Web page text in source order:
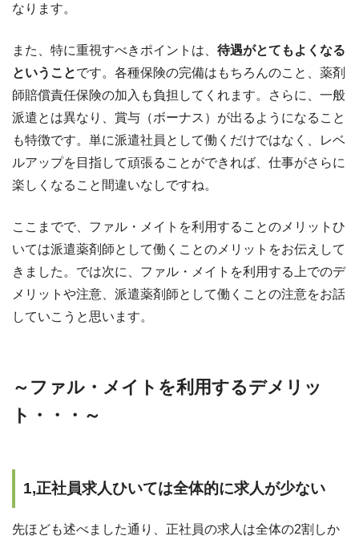
なります。
また、特に重視すべきポイントは、 待遇がとてもよくなる
ということです。各種保険の完備はもちろんのこと、薬剤
師賠償責任保険の加入も負担してくれます。さらに、一般
派遣とは異なり、賞与（ボーナス）が出るようになること
も特徴です。単に派遣社員として働くだけではなく、レベ
ルアップを目指して頑張ることができれば、仕事がさらに
楽しくなること間違いなしですね。
ここまでで、ファル・メイトを利用することのメリットひ
いては派遣薬剤師として働くことのメリットをお伝えして
きました。では次に、ファル・メイトを利用する上でのデ
メリットや注意、派遣薬剤師として働くことの注意をお話
していこうと思います。
～ファル・メイトを利用するデメリッ
ト・・・～
1,正社員求人ひいては全体的に求人が少ない
先ほども述べました通り、正社員の求人は全体の2割しか